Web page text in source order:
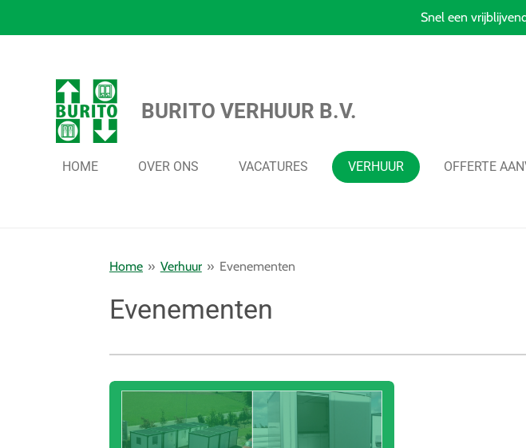
hoofdinhoud
Snel een
BURITO VERHUUR B.V.
HOME OVER ONS VACATURES VERHUUR OFFERTE
Home » Verhuur » Evenementen
Evenementen